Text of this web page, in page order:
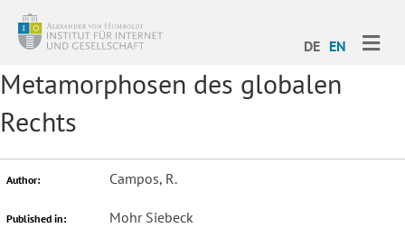
DE EN
Metamorphosen des globalen
Rechts
Author: Campos, R.
Published in: Mohr Siebeck